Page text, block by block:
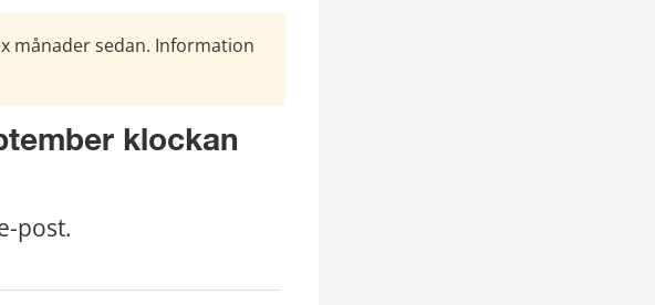
månader sedan. Information
klockan
post.